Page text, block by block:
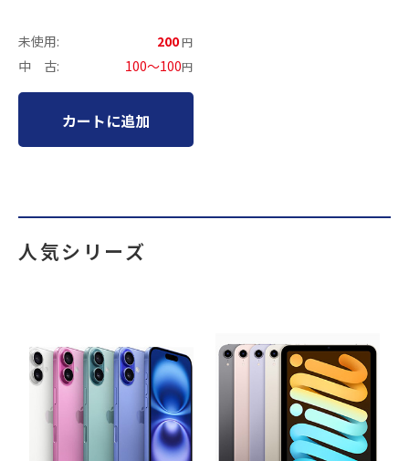
未使用: 200円
中 古: 100～100円
カートに追加
人気シリーズ